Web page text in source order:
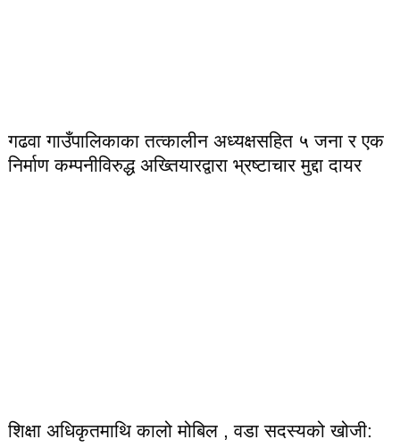
गढवा गाउँपालिकाका तत्कालीन अध्यक्षसहित ५ जना र एक
निर्माण कम्पनीविरुद्ध अख्तियारद्वारा भ्रष्टाचार मुद्दा दायर
शिक्षा अधिकृतमाथि कालो मोबिल , वडा सदस्यको खोजी: